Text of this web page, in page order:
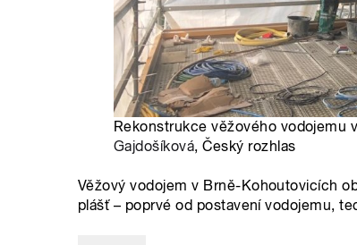
Rekonstrukce věžového vodojemu
Gajdošíková, Český rozhlas
Věžový vodojem v Brně-Kohoutovicích
plášť – poprvé od postavení vodojemu,